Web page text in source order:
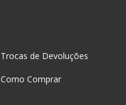
Trocas de Devoluções
Como Comprar